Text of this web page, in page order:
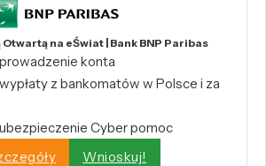
na eŚwiat | Bank BNP Paribas
konta
z bankomatów w Polsce i za
Cyber pomoc
Wnioskuj!